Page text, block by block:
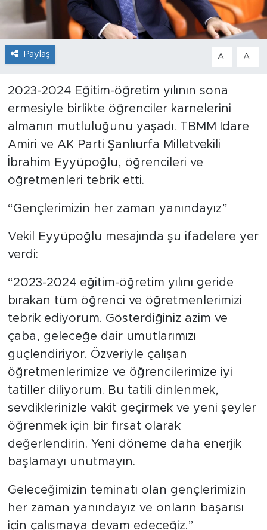
Paylaş A- A+
2023-2024 Eğitim-öğretim yılının sona
ermesiyle birlikte öğrenciler karnelerini
almanın mutluluğunu yaşadı. TBMM İdare
Amiri ve AK Parti Şanlıurfa Milletvekili
İbrahim Eyyüpoğlu, öğrencileri ve
öğretmenleri tebrik etti.
“Gençlerimizin her zaman yanındayız”
Vekil Eyyüpoğlu mesajında şu ifadelere yer
verdi:
“2023-2024 eğitim-öğretim yılını geride
bırakan tüm öğrenci ve öğretmenlerimizi
tebrik ediyorum. Gösterdiğiniz azim ve
çaba, geleceğe dair umutlarımızı
güçlendiriyor. Özveriyle çalışan
öğretmenlerimize ve öğrencilerimize iyi
tatiller diliyorum. Bu tatili dinlenmek,
sevdiklerinizle vakit geçirmek ve yeni şeyler
öğrenmek için bir fırsat olarak
değerlendirin. Yeni döneme daha enerjik
başlamayı unutmayın.
Geleceğimizin teminatı olan gençlerimizin
her zaman yanındayız ve onların başarısı
için çalışmaya devam edeceğiz.”